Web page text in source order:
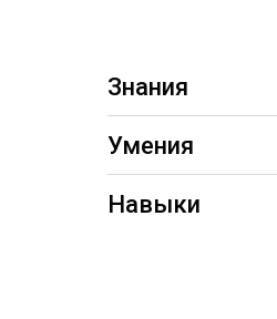
Знания
Умения
Навыки